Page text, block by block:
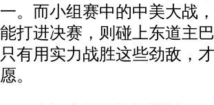
一。而小组赛中的中美大战
能打进决赛，则碰上东道主
只有用实力战胜这些劲敌，
愿。